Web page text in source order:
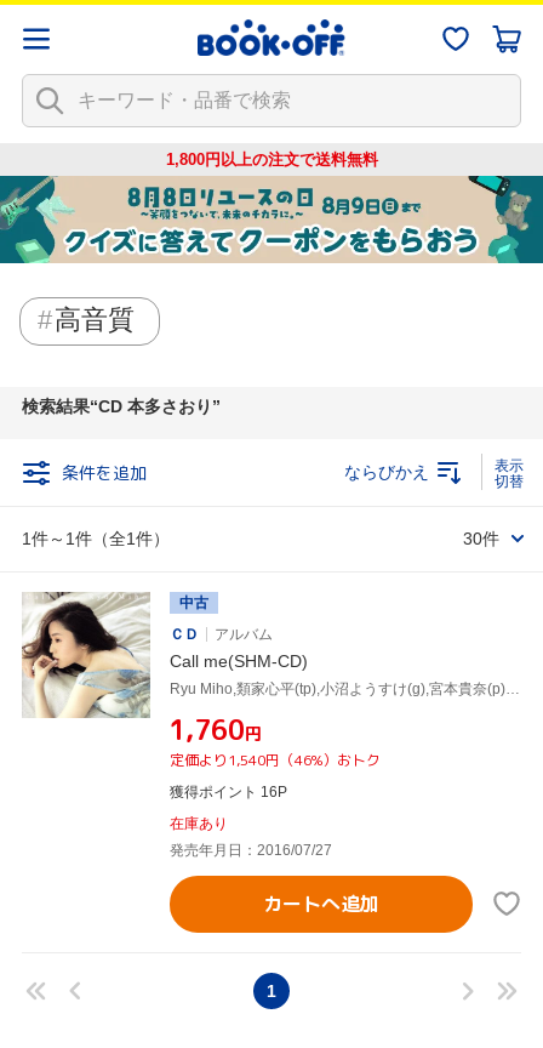
1,800円以上の注文で送料無料
高音質
検索結果 CD 本多さおり
条件を追加
1件～1件（全1件）
ならびかえ
30件
中古
ＣＤ
アルバム
Call me(SHM-CD)
Ryu Miho,類家心平(tp),小沼ようすけ(g),宮本貴奈(p),本多俊之(ss),川村竜,鈴木直人,仙道さおり
¥1,760円
定価より1,540円（46%）おトク
獲得ポイント 16P
在庫あり
発売年月日：2016/07/27
カートへ追加
1